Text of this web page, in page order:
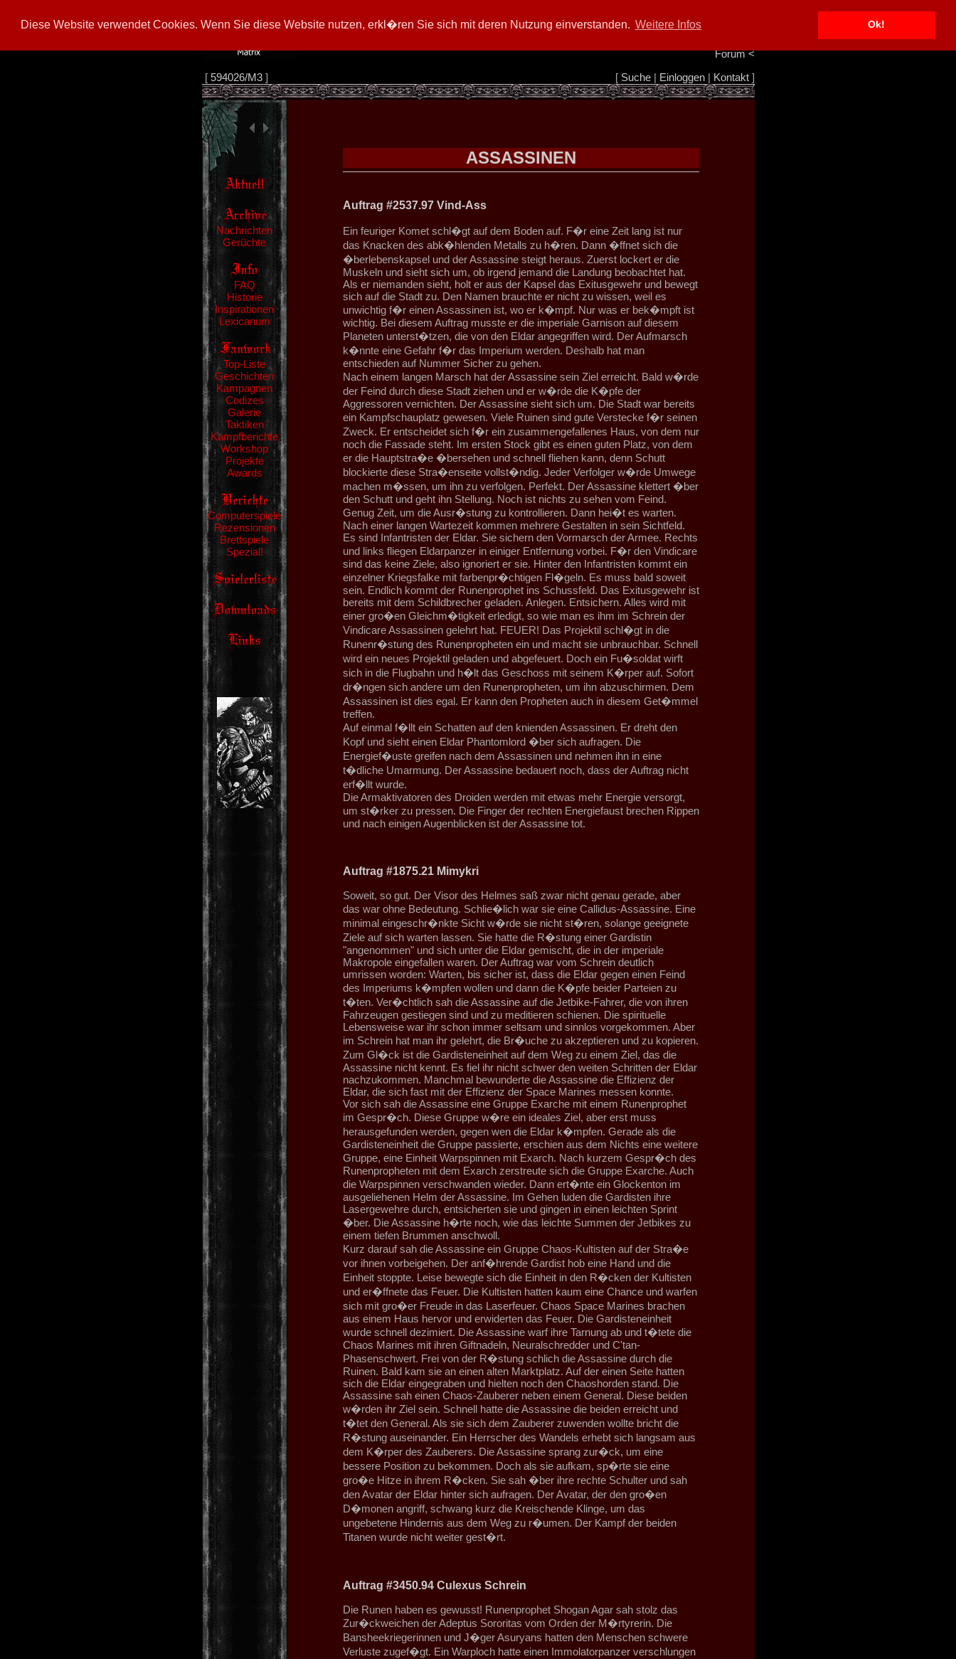
Diese Website verwendet Cookies. Wenn Sie diese Website nutzen, erkl�ren Sie sich mit deren Nutzung einverstanden. Weitere Infos Ok!
Info/Impressum
Forum<
[ 594026/M3] [ Suche| Einloggen| Kontakt]
Nachrichten
Gerüchte
FAQ
Historie
Inspirationen
Lexicanum
Top-Liste
Geschichten
Kampagnen
Codizes
Galerie
Taktiken
Kampfberichte
Workshop
Projekte
Awards
Computerspiele
Rezensionen
Brettspiele
Spezial!
ASSASSINEN
Auftrag #2537.97 Vind-Ass
Ein feuriger Komet schl�gt auf dem Boden auf. F�r eine Zeit lang ist nur
das Knacken des abk�hlenden Metalls zu h�ren. Dann �ffnet sich die
�berlebenskapsel und der Assassine steigt heraus. Zuerst lockert er die
Muskeln und sieht sich um, ob irgend jemand die Landung beobachtet hat.
Als er niemanden sieht, holt er aus der Kapsel das Exitusgewehr und bewegt
sich auf die Stadt zu. Den Namen brauchte er nicht zu wissen, weil es
unwichtig f�r einen Assassinen ist, wo er k�mpf. Nur was er bek�mpft ist
wichtig. Bei diesem Auftrag musste er die imperiale Garnison auf diesem
Planeten unterst�tzen, die von den Eldar angegriffen wird. Der Aufmarsch
k�nnte eine Gefahr f�r das Imperium werden. Deshalb hat man
entschieden auf Nummer Sicher zu gehen.
Nach einem langen Marsch hat der Assassine sein Ziel erreicht. Bald w�rde
der Feind durch diese Stadt ziehen und er w�rde die K�pfe der
Aggressoren vernichten. Der Assassine sieht sich um. Die Stadt war bereits
ein Kampfschauplatz gewesen. Viele Ruinen sind gute Verstecke f�r seinen
Zweck. Er entscheidet sich f�r ein zusammengefallenes Haus, von dem nur
noch die Fassade steht. Im ersten Stock gibt es einen guten Platz, von dem
er die Hauptstra�e �bersehen und schnell fliehen kann, denn Schutt
blockierte diese Stra�enseite vollst�ndig. Jeder Verfolger w�rde Umwege
machen m�ssen, um ihn zu verfolgen. Perfekt. Der Assassine klettert �ber
den Schutt und geht ihn Stellung. Noch ist nichts zu sehen vom Feind.
Genug Zeit, um die Ausr�stung zu kontrollieren. Dann hei�t es warten.
Nach einer langen Wartezeit kommen mehrere Gestalten in sein Sichtfeld.
Es sind Infantristen der Eldar. Sie sichern den Vormarsch der Armee. Rechts
und links fliegen Eldarpanzer in einiger Entfernung vorbei. F�r den Vindicare
sind das keine Ziele, also ignoriert er sie. Hinter den Infantristen kommt ein
einzelner Kriegsfalke mit farbenpr�chtigen Fl�geln. Es muss bald soweit
sein. Endlich kommt der Runenprophet ins Schussfeld. Das Exitusgewehr ist
bereits mit dem Schildbrecher geladen. Anlegen. Entsichern. Alles wird mit
einer gro�en Gleichm�tigkeit erledigt, so wie man es ihm im Schrein der
Vindicare Assassinen gelehrt hat. FEUER! Das Projektil schl�gt in die
Runenr�stung des Runenpropheten ein und macht sie unbrauchbar. Schnell
wird ein neues Projektil geladen und abgefeuert. Doch ein Fu�soldat wirft
sich in die Flugbahn und h�lt das Geschoss mit seinem K�rper auf. Sofort
dr�ngen sich andere um den Runenpropheten, um ihn abzuschirmen. Dem
Assassinen ist dies egal. Er kann den Propheten auch in diesem Get�mmel
treffen.
Auf einmal f�llt ein Schatten auf den knienden Assassinen. Er dreht den
Kopf und sieht einen Eldar Phantomlord �ber sich aufragen. Die
Energief�uste greifen nach dem Assassinen und nehmen ihn in eine
t�dliche Umarmung. Der Assassine bedauert noch, dass der Auftrag nicht
erf�llt wurde.
Die Armaktivatoren des Droiden werden mit etwas mehr Energie versorgt,
um st�rker zu pressen. Die Finger der rechten Energiefaust brechen Rippen
und nach einigen Augenblicken ist der Assassine tot.
Auftrag #1875.21 Mimykri
Soweit, so gut. Der Visor des Helmes saß zwar nicht genau gerade, aber
das war ohne Bedeutung. Schlie�lich war sie eine Callidus-Assassine. Eine
minimal eingeschr�nkte Sicht w�rde sie nicht st�ren, solange geeignete
Ziele auf sich warten lassen. Sie hatte die R�stung einer Gardistin
"angenommen" und sich unter die Eldar gemischt, die in der imperiale
Makropole eingefallen waren. Der Auftrag war vom Schrein deutlich
umrissen worden: Warten, bis sicher ist, dass die Eldar gegen einen Feind
des Imperiums k�mpfen wollen und dann die K�pfe beider Parteien zu
t�ten. Ver�chtlich sah die Assassine auf die Jetbike-Fahrer, die von ihren
Fahrzeugen gestiegen sind und zu meditieren schienen. Die spirituelle
Lebensweise war ihr schon immer seltsam und sinnlos vorgekommen. Aber
im Schrein hat man ihr gelehrt, die Br�uche zu akzeptieren und zu kopieren.
Zum Gl�ck ist die Gardisteneinheit auf dem Weg zu einem Ziel, das die
Assassine nicht kennt. Es fiel ihr nicht schwer den weiten Schritten der Eldar
nachzukommen. Manchmal bewunderte die Assassine die Effizienz der
Eldar, die sich fast mit der Effizienz der Space Marines messen konnte.
Vor sich sah die Assassine eine Gruppe Exarche mit einem Runenprophet
im Gespr�ch. Diese Gruppe w�re ein ideales Ziel, aber erst muss
herausgefunden werden, gegen wen die Eldar k�mpfen. Gerade als die
Gardisteneinheit die Gruppe passierte, erschien aus dem Nichts eine weitere
Gruppe, eine Einheit Warpspinnen mit Exarch. Nach kurzem Gespr�ch des
Runenpropheten mit dem Exarch zerstreute sich die Gruppe Exarche. Auch
die Warpspinnen verschwanden wieder. Dann ert�nte ein Glockenton im
ausgeliehenen Helm der Assassine. Im Gehen luden die Gardisten ihre
Lasergewehre durch, entsicherten sie und gingen in einen leichten Sprint
�ber. Die Assassine h�rte noch, wie das leichte Summen der Jetbikes zu
einem tiefen Brummen anschwoll.
Kurz darauf sah die Assassine ein Gruppe Chaos-Kultisten auf der Stra�e
vor ihnen vorbeigehen. Der anf�hrende Gardist hob eine Hand und die
Einheit stoppte. Leise bewegte sich die Einheit in den R�cken der Kultisten
und er�ffnete das Feuer. Die Kultisten hatten kaum eine Chance und warfen
sich mit gro�er Freude in das Laserfeuer. Chaos Space Marines brachen
aus einem Haus hervor und erwiderten das Feuer. Die Gardisteneinheit
wurde schnell dezimiert. Die Assassine warf ihre Tarnung ab und t�tete die
Chaos Marines mit ihren Giftnadeln, Neuralschredder und C'tan-
Phasenschwert. Frei von der R�stung schlich die Assassine durch die
Ruinen. Bald kam sie an einen alten Marktplatz. Auf der einen Seite hatten
sich die Eldar eingegraben und hielten noch den Chaoshorden stand. Die
Assassine sah einen Chaos-Zauberer neben einem General. Diese beiden
w�rden ihr Ziel sein. Schnell hatte die Assassine die beiden erreicht und
t�tet den General. Als sie sich dem Zauberer zuwenden wollte bricht die
R�stung auseinander. Ein Herrscher des Wandels erhebt sich langsam aus
dem K�rper des Zauberers. Die Assassine sprang zur�ck, um eine
bessere Position zu bekommen. Doch als sie aufkam, sp�rte sie eine
gro�e Hitze in ihrem R�cken. Sie sah �ber ihre rechte Schulter und sah
den Avatar der Eldar hinter sich aufragen. Der Avatar, der den gro�en
D�monen angriff, schwang kurz die Kreischende Klinge, um das
ungebetene Hindernis aus dem Weg zu r�umen. Der Kampf der beiden
Titanen wurde nicht weiter gest�rt.
Auftrag #3450.94 Culexus Schrein
Die Runen haben es gewusst! Runenprophet Shogan Agar sah stolz das
Zur�ckweichen der Adeptus Sororitas vom Orden der M�rtyrerin. Die
Bansheekriegerinnen und J�ger Asuryans hatten den Menschen schwere
Verluste zugef�gt. Ein Warploch hatte einen Immolatorpanzer verschlungen